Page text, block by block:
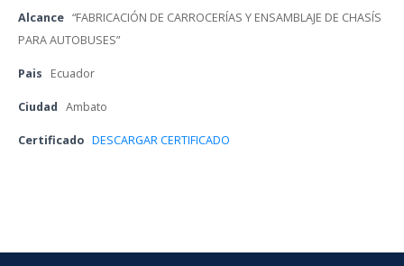
Alcance “FABRICACIÓN DE CARROCERÍAS Y ENSAMBLAJE DE CHASÍS
PARA AUTOBUSES”
Pai Ecuador
Ciudad Ambato
Certificado DESCARGAR CERTIFICADO